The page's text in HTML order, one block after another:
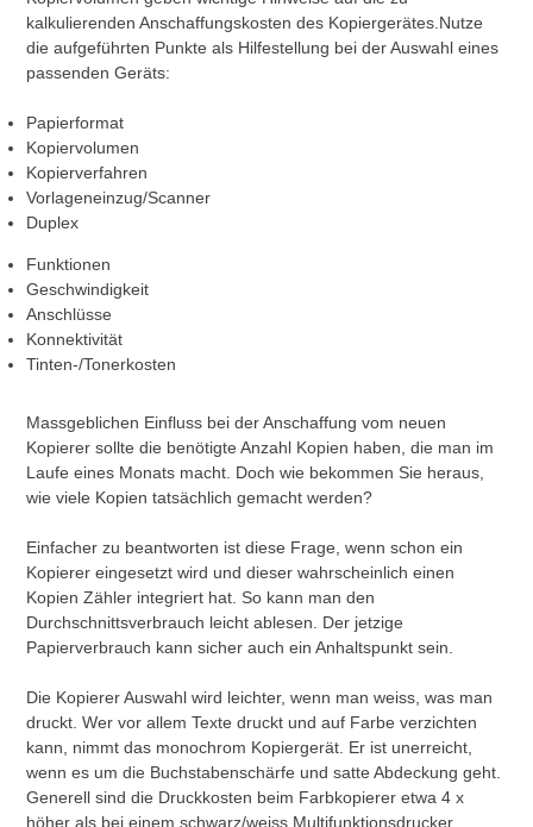
kalkulierenden Anschaffungskosten des Kopiergerätes.Nutze
die aufgeführten Punkte als Hilfestellung bei der Auswahl eines
passenden Geräts:
Papierformat
Kopiervolumen
Kopierverfahren
Vorlageneinzug/Scanner
Duplex
Funktionen
Geschwindigkeit
Anschlüsse
Konnektivität
Tinten-/Tonerkosten
Massgeblichen Einfluss bei der Anschaffung vom neuen
Kopierer sollte die benötigte Anzahl Kopien haben, die man im
Laufe eines Monats macht. Doch wie bekommen Sie heraus,
wie viele Kopien tatsächlich gemacht werden?
Einfacher zu beantworten ist diese Frage, wenn schon ein
Kopierer eingesetzt wird und dieser wahrscheinlich einen
Kopien Zähler integriert hat. So kann man den
Durchschnittsverbrauch leicht ablesen. Der jetzige
Papierverbrauch kann sicher auch ein Anhaltspunkt sein.
Die Kopierer Auswahl wird leichter, wenn man weiss, was man
druckt. Wer vor allem Texte druckt und auf Farbe verzichten
kann, nimmt das monochrom Kopiergerät. Er ist unerreicht,
wenn es um die Buchstabenschärfe und satte Abdeckung geht.
Generell sind die Druckkosten beim Farbkopierer etwa 4 x
höher als bei einem schwarz/weiss Multifunktionsdrucker.